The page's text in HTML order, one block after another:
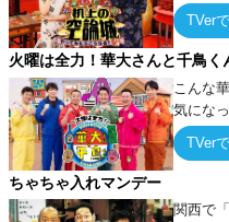
みたら
論”に若
TVer
火曜は全力！華大さんと千鳥く
こんな
気にな
ー！
TVer
ちゃちゃ入れマンデー
関西で